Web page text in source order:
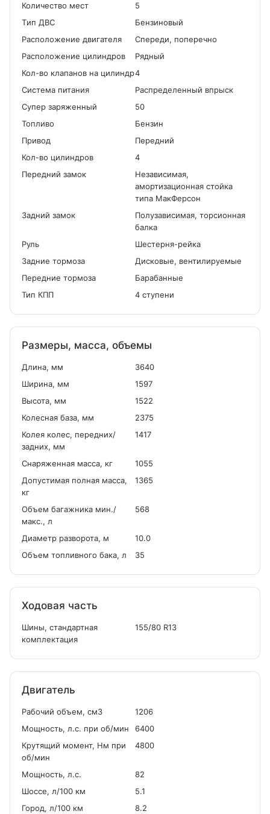
Количество мест
5
Tип ДВС
Бензиновый
Расположение двигателя
Спереди, поперечно
Расположение цилиндров
Рядный
Кол-во клапанов на цилиндр4
Система питания
Распределенный впрыск
Cупер заряженный
50
Топливо
Бензин
Привод
Передний
Кол-во цилиндров
4
Передний замок
Независимая,
амортизационная стойка
типа МакФерсон
Задний замок
Полузависимая, торсионная
балка
Руль
Шестерня-рейка
Задние тормоза
Дисковые, вентилируемые
Передние тормоза
Барабанные
Тип КПП
4 ступени
Размеры, масса, объемы
Длина, мм
3640
Ширина, мм
1597
Высота, мм
1522
Колесная база, мм
2375
Колея колес, передних/
задних, мм
1417
Снаряженная масса, кг
1055
Допустимая полная масса,
кг
1365
Объем багажника мин./
макс., л
568
Диаметр разворота, м
10.0
Объем топливного бака, л
35
Ходовая часть
Шины, стандартная
комплектация
155/80 R13
Двигатель
Рабочий объем, см3
1206
Мощность, л.с. при об/мин
6400
Крутящий момент, Нм при
об/мин
4800
Мощность, л.с.
82
Шоссе, л/100 км
5.1
Город, л/100 км
8.2